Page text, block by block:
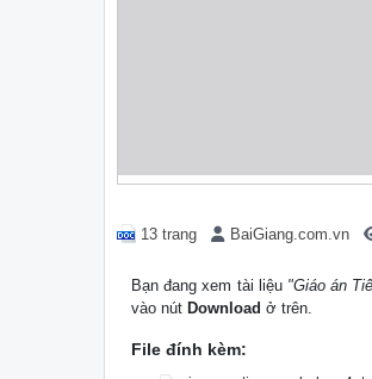
13 trang BaiGiang.com.vn
Bạn đang xem tài liệu "Giáo án
vào nút Download ở trên.
File đính kèm: